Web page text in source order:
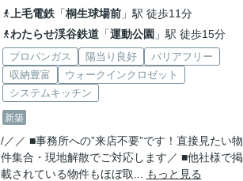
上毛電鉄「桐生球場前」駅 徒歩11分
わたらせ渓谷鉄道「運動公園 」駅 徒歩15分
プロパンガス 陽当り良好
バリアフリー
収納豊富
ウォークインクロゼット
システムキッチン
新築
/／／ ■事務所への”来店不要”です！直接見たい物
件集合・現地解散でご対応します／ ■他社様で掲
載されている物件もほぼ取...
もっと見る